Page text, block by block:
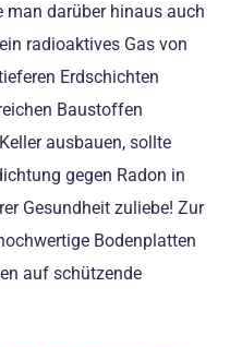
man darüber hinaus auch
radioaktives Gas von
Erdschichten
Baustoffen
ausbauen, sollte
gegen Radon in
Gesundheit zuliebe! Zur
Bodenplatten
auf schützende